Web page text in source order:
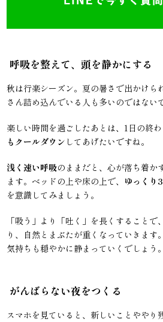
呼吸を整えて、頭を静かにする
秋は行楽シーズン。夏の暑さで出かけら
さん詰め込んでいる人も多いのではない
楽しい時間を過ごしたあとは、1日の終
もクールダウン してあげたいですね。
浅く速い呼吸のままだと、心が落ち着か
ます。ベッドの上や床の上で、 ゆっくり
を意識してみましょう。
「吸う」より「吐く」を長くすることで
り、自然とまぶたが重くなっていきます
気持ちも穏やかに静まっていくでしょう。
がんばらない夜をつくる
スマホを見ていると、新しいことややり